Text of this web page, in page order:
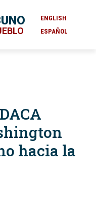
ENGLISH
ESPAÑOL
hacia la